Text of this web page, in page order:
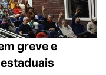
greve e